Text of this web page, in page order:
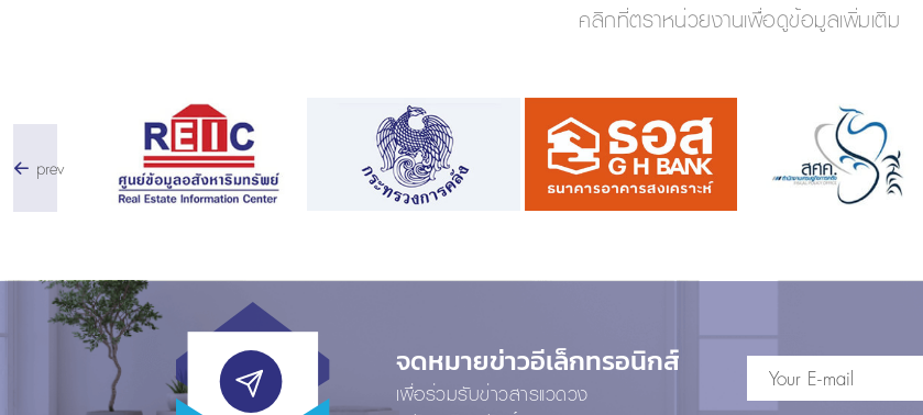
คลิกที่ตราหน่วยงานเพื่อดูข้อมูลเพิ่มเติม
prev
จดหมายข่าวอีเล็กทรอนิกส์
เพื่อร่วมรับข่าวสารแวดวง